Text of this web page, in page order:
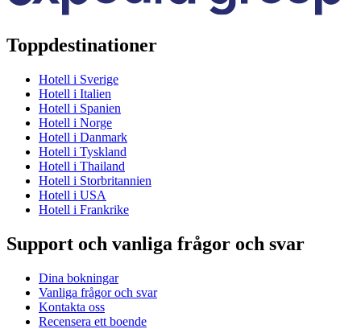
Toppdestinationer
Hotell i Sverige
Hotell i Italien
Hotell i Spanien
Hotell i Norge
Hotell i Danmark
Hotell i Tyskland
Hotell i Thailand
Hotell i Storbritannien
Hotell i USA
Hotell i Frankrike
Support och vanliga frågor och svar
Dina bokningar
Vanliga frågor och svar
Kontakta oss
Recensera ett boende